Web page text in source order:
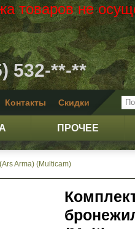
товаров не
532-**-**
Контакты Скидки
ПРОЧЕЕ
Arma) (Multicam)